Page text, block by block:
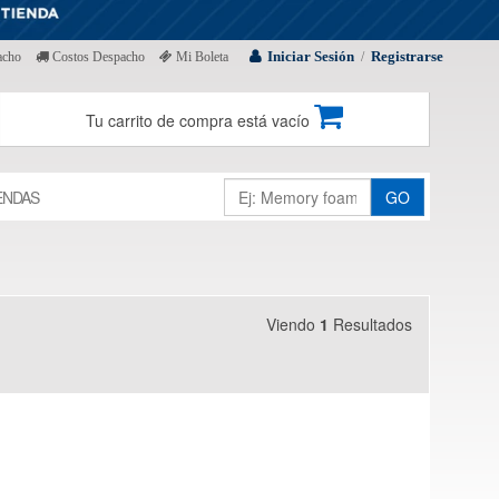
Iniciar Sesión / Registrarse
Costos Despacho Mi Boleta
Tu carrito de compra está vacío
GO
Viendo 1 Resultados